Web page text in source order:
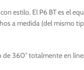
estilo. El P6 BT es el
a medida (del mismo
360° totalmente en